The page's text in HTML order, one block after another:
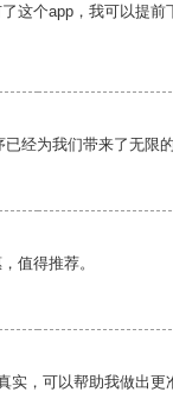
这个app，我可以提前
经为我们带来了无限
值得推荐。
实，可以帮助我做出更